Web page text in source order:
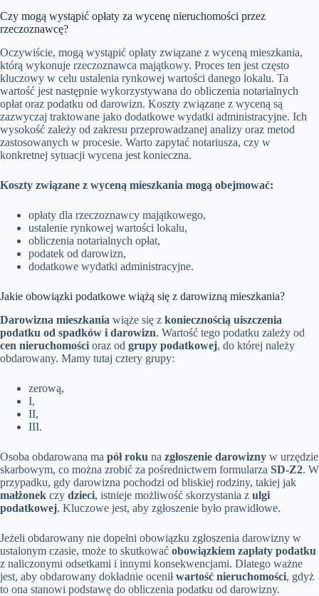
Czy mogą wystąpić opłaty za wycenę nieruchomości przez
rzeczoznawcę?
Oczywiście, mogą wystąpić opłaty związane z wyceną mieszkania,
którą wykonuje rzeczoznawca majątkowy. Proces ten jest często
kluczowy w celu ustalenia rynkowej wartości danego lokalu. Ta
wartość jest następnie wykorzystywana do obliczenia notarialnych
opłat oraz podatku od darowizn. Koszty związane z wyceną są
zazwyczaj traktowane jako dodatkowe wydatki administracyjne. Ich
wysokość zależy od zakresu przeprowadzanej analizy oraz metod
zastosowanych w procesie. Warto zapytać notariusza, czy w
konkretnej sytuacji wycena jest konieczna.
Koszty związane z wyceną mieszkania mogą obejmować:
opłaty dla rzeczoznawcy majątkowego,
ustalenie rynkowej wartości lokalu,
obliczenia notarialnych opłat,
podatek od darowizn,
dodatkowe wydatki administracyjne.
Jakie obowiązki podatkowe wiążą się z darowizną mieszkania?
Darowizna mieszkania wiąże się z koniecznością uiszczenia
podatku od spadków i darowizn. Wartość tego podatku zależy od
cen nieruchomości oraz od grupy podatkowej, do której należy
obdarowany. Mamy tutaj cztery grupy:
zerową,
I,
II,
III.
Osoba obdarowana ma pół roku na zgłoszenie darowizny w urzędzie
skarbowym, co można zrobić za pośrednictwem formularza SD-Z2. W
przypadku, gdy darowizna pochodzi od bliskiej rodziny, takiej jak
małżonek czy dzieci, istnieje możliwość skorzystania z ulgi
podatkowej. Kluczowe jest, aby zgłoszenie było prawidłowe.
Jeżeli obdarowany nie dopełni obowiązku zgłoszenia darowizny w
ustalonym czasie, może to skutkować obowiązkiem zapłaty podatku
z naliczonymi odsetkami i innymi konsekwencjami. Dlatego ważne
jest, aby obdarowany dokładnie oceniłwartość nieruchomości, gdyż
to ona stanowi podstawę do obliczenia podatku od darowizny.